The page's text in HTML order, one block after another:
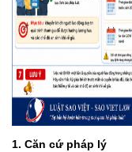
1. Căn cứ pháp lý